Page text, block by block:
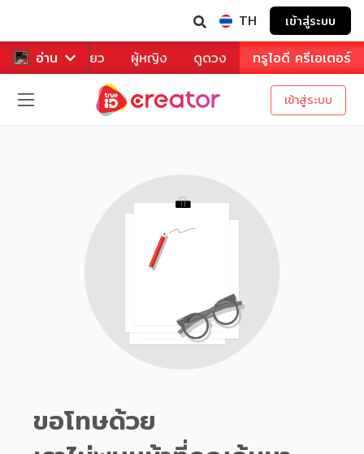
TH เข้าสู่ระบบ
อ่าน
หาร ท่องเที่ยว ผู้หญิง ดูดวง ทรูไอดี ครีเอเตอร์
เข้าสู่ระบบ
ขอโทษด้วย